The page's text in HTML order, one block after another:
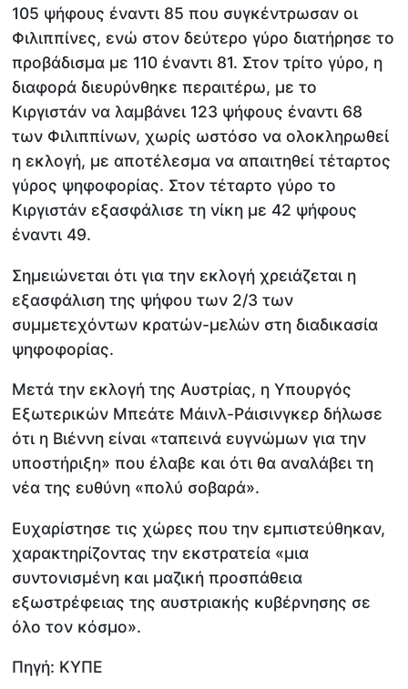
105 ψήφους έναντι 85 που συγκέντρωσαν οι
Φιλιππίνες, ενώ στον δεύτερο γύρο διατήρησε το
προβάδισμα με 110 έναντι 81. Στον τρίτο γύρο, η
διαφορά διευρύνθηκε περαιτέρω, με το
Κιργιστάν να λαμβάνει 123 ψήφους έναντι 68
των Φιλιππίνων, χωρίς ωστόσο να ολοκληρωθεί
η εκλογή, με αποτέλεσμα να απαιτηθεί τέταρτος
γύρος ψηφοφορίας. Στον τέταρτο γύρο το
Κιργιστάν εξασφάλισε τη νίκη με 42 ψήφους
έναντι 49.
Σημειώνεται ότι για την εκλογή χρειάζεται η
εξασφάλιση της ψήφου των 2/3 των
συμμετεχόντων κρατών-μελών στη διαδικασία
ψηφοφορίας.
Μετά την εκλογή της Αυστρίας, η Υπουργός
Εξωτερικών Μπεάτε Μάινλ-Ράισινγκερ δήλωσε
ότι η Βιέννη είναι «ταπεινά ευγνώμων για την
υποστήριξη» που έλαβε και ότι θα αναλάβει τη
νέα της ευθύνη «πολύ σοβαρά».
Ευχαρίστησε τις χώρες που την εμπιστεύθηκαν,
χαρακτηρίζοντας την εκστρατεία «μια
συντονισμένη και μαζική προσπάθεια
εξωστρέφειας της αυστριακής κυβέρνησης σε
όλο τον κόσμο».
Πηγή: ΚΥΠΕ